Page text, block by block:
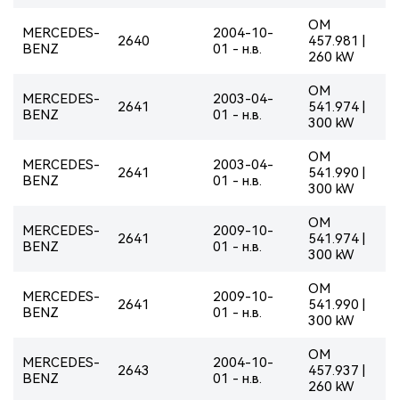
MERCEDES-
BENZ
2640
2004-10-
01 - н.в.
OM
457.981 |
260 kW
MERCEDES-
BENZ
2641
2003-04-
01 - н.в.
OM
541.974 |
300 kW
MERCEDES-
BENZ
2641
2003-04-
01 - н.в.
OM
541.990 |
300 kW
MERCEDES-
BENZ
2641
2009-10-
01 - н.в.
OM
541.974 |
300 kW
MERCEDES-
BENZ
2641
2009-10-
01 - н.в.
OM
541.990 |
300 kW
MERCEDES-
BENZ
2643
2004-10-
01 - н.в.
OM
457.937 |
260 kW